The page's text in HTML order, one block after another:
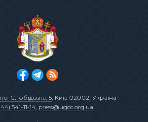
Слобідська, 5, Київ 02002, Україна
541-11-14, press@ugcc.org.ua